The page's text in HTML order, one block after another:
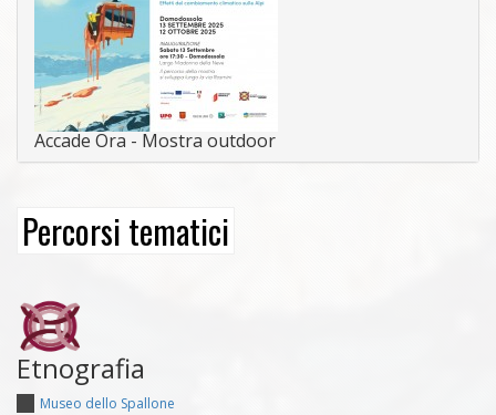
Accade Ora - Mostra outdoor
Percorsi tematici
Etnografia
Museo dello Spallone